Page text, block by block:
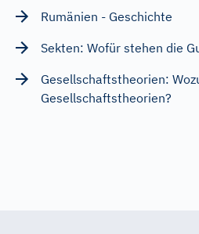
Rumänien - Geschichte
Sekten: Wofür stehen die
Gesellschaftstheorien:
Gesellschaftstheorien?